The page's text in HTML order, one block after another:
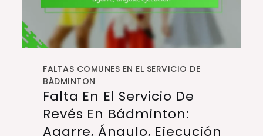
FALTAS COMUNES EN EL SERVICIO DE
BÁDMINTON
Falta En El Servicio De
Revés En Bádminton:
Agarre, Ángulo, Ejecución